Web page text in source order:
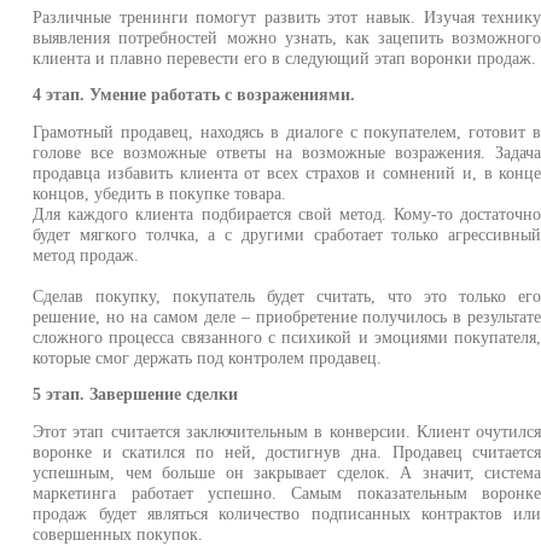
Различные тренинги помогут развить этот навык. Изучая технику
выявления потребностей можно узнать, как зацепить возможного
клиента и плавно перевести его в следующий этап воронки продаж.
4 этап. Умение работать с возражениями.
Грамотный продавец, находясь в диалоге с покупателем, готовит в
голове все возможные ответы на возможные возражения. Задача
продавца избавить клиента от всех страхов и сомнений и, в конце
концов, убедить в покупке товара.
Для каждого клиента подбирается свой метод. Кому-то достаточно
будет мягкого толчка, а с другими сработает только агрессивный
метод продаж.
Сделав покупку, покупатель будет считать, что это только его
решение, но на самом деле – приобретение получилось в результате
сложного процесса связанного с психикой и эмоциями покупателя,
которые смог держать под контролем продавец.
5 этап. Завершение сделки
Этот этап считается заключительным в конверсии. Клиент очутился
воронке и скатился по ней, достигнув дна. Продавец считается
успешным, чем больше он закрывает сделок. А значит, система
маркетинга работает успешно. Самым показательным воронке
продаж будет являться количество подписанных контрактов или
совершенных покупок.